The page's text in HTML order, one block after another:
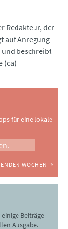
Redakteur, der
auf Anregung
und beschreibt
(ca)
für eine lokale
WOCHEN
einige Beiträge
Ausgabe.